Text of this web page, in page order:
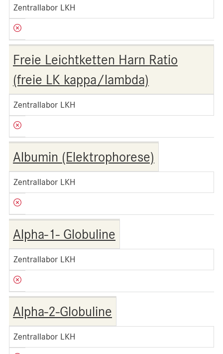
Zentrallabor LKH
Freie Leichtketten Harn Ratio
(freie LK kappa/lambda)
Zentrallabor LKH
Albumin (Elektrophorese)
Zentrallabor LKH
Alpha-1- Globuline
Zentrallabor LKH
Alpha-2-Globuline
Zentrallabor LKH